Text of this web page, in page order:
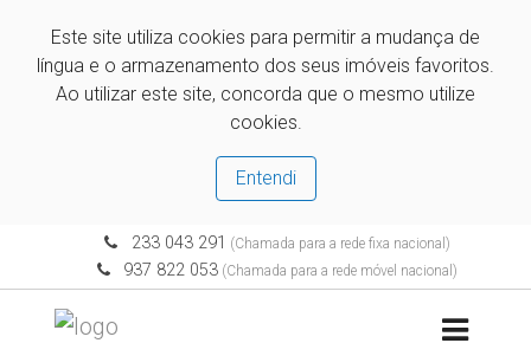
Este site utiliza cookies para permitir a mudança de
língua e o armazenamento dos seus imóveis favoritos.
Ao utilizar este site, concorda que o mesmo utilize
cookies.
Entendi
233 043 291 (Chamada para a rede fixa nacional)
937 822 053 (Chamada para a rede móvel nacional)